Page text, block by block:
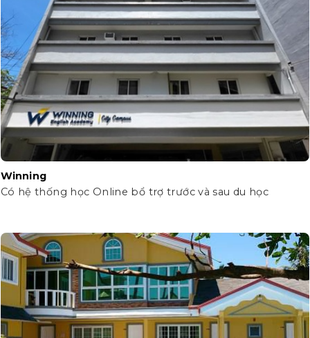
Winning
Có hệ thống học Online bổ trợ trước và sau du học